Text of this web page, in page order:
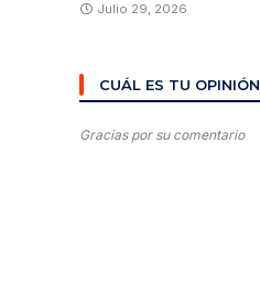
Julio 29, 2026
CUÁL ES TU OPINIÓN
Gracias por su comentario